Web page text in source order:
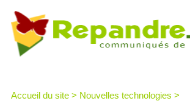
Accueil du site > Nouvelles technologies >